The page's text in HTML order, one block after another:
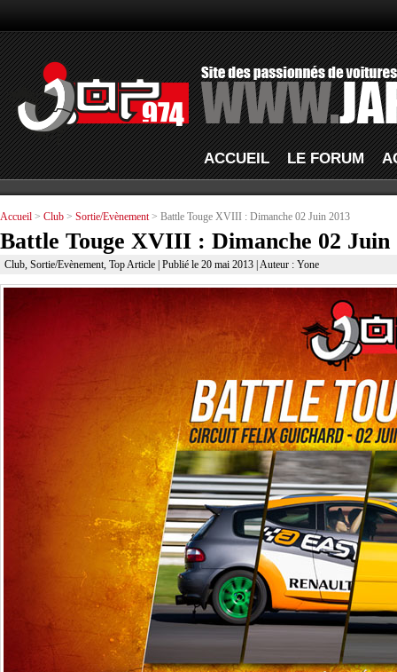
ACCUEIL LE FORUM
Accueil > Club > Sortie/Evènement> Battle Touge XVIII : Dimanche 02 Juin 2013
Battle Touge XVIII : Dimanche 02 Juin
Club, Sortie/Evènement, Top Article| Publié le 20 mai 2013 | Auteur : Yone